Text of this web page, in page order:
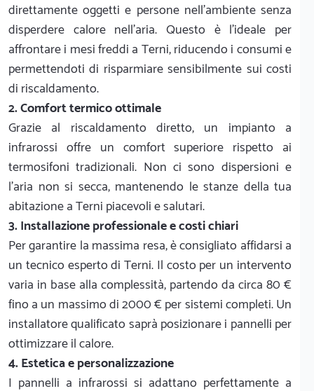
direttamente oggetti e persone nell'ambiente senza
disperdere calore nell'aria. Questo è l'ideale per
affrontare i mesi freddi a Terni, riducendo i consumi e
permettendoti di risparmiare sensibilmente sui costi
di riscaldamento.
2. Comfort termico ottimale
Grazie al riscaldamento diretto, un impianto a
infrarossi offre un comfort superiore rispetto ai
termosifoni tradizionali. Non ci sono dispersioni e
l'aria non si secca, mantenendo le stanze della tua
abitazione a Terni piacevoli e salutari.
3. Installazione professionale e costi chiari
Per garantire la massima resa, è consigliato affidarsi a
un tecnico esperto di Terni. Il costo per un intervento
varia in base alla complessità, partendo da circa 80 €
fino a un massimo di 2000 € per sistemi completi. Un
installatore qualificato saprà posizionare i pannelli per
ottimizzare il calore.
4. Estetica e personalizzazione
I pannelli a infrarossi si adattano perfettamente a